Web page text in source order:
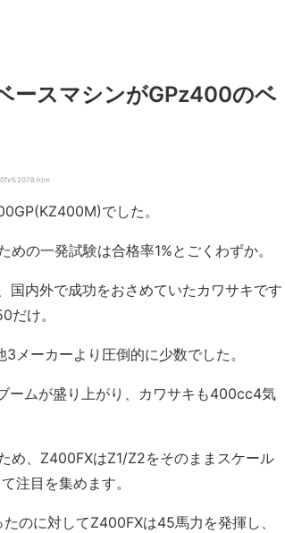
ースマシンがGPz400のベ
でした。
の一発試験は合格率1%とごくわずか。
内外で成功をおさめていたカワサキです
だけ。
メーカーより圧倒的に少数でした。
ームが盛り上がり、カワサキも400cc4気
め、Z400FXはZ1/Z2をそのままスケール
注目を集めます。
のに対してZ400FXは45馬力を発揮し、